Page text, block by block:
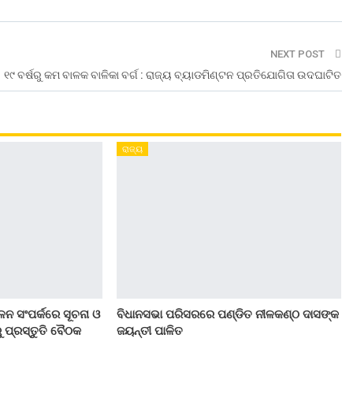
NEXT POST
୧୯ ବର୍ଷରୁ କମ ବାଳକ ବାଳିକା ବର୍ଗ : ରାଜ୍ୟ ବ୍ୟାଡମିଣ୍ଟନ ପ୍ରତିଯୋଗିତା ଉଦଘାଟିତ
ସଂପର୍କରେ ସୂଚନା ଓ
ପ୍ରସ୍ତୁତି ବୈଠକ
ରାଜ୍ୟ
ବିଧାନସଭା ପରିସରରେ ପଣ୍ଡିତ ନୀଳକଣ୍ଠ ଦାସଙ୍କ
ଜୟନ୍ତୀ ପାଳିତ